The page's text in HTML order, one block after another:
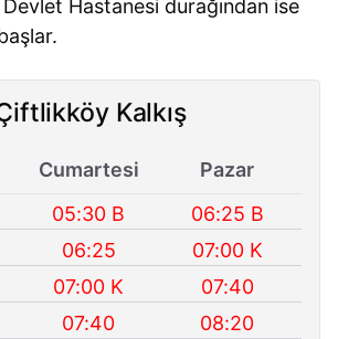
Hastanesi durağından ise
Kalkış
Cumartesi
Pazar
05:30 B
06:25 B
06:25
07:00 K
07:00 K
07:40
07:40
08:20